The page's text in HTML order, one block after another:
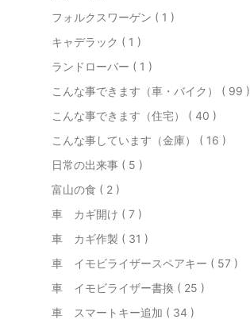
フォルクスワーゲン ( 1 )
キャデラック ( 1 )
ランドローバー ( 1 )
こんな事できます（車・バイク） ( 99 )
こんな事できます（住宅） ( 40 )
こんな事しています（金庫） ( 16 )
日常の出来事 ( 5 )
富山の食 ( 2 )
車 カギ開け ( 7 )
車 カギ作製 ( 31 )
車 イモビライザースペアキー ( 57 )
車 イモビライザー書換 ( 25 )
車 スマートキー追加 ( 34 )